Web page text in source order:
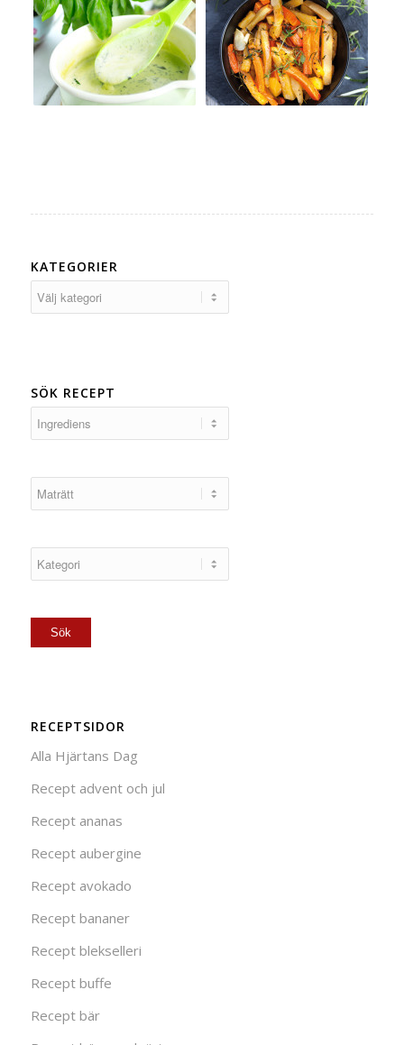
KATEGORIER
SÖK RECEPT
RECEPTSIDOR
Alla Hjärtans Dag
Recept advent och jul
Recept ananas
Recept aubergine
Recept avokado
Recept bananer
Recept blekselleri
Recept buffe
Recept bär